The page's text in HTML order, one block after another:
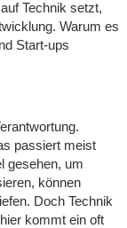
Technik setzt,
Warum es
Start-ups
passiert meist
gesehen, um
können
Doch Technik
kommt ein oft